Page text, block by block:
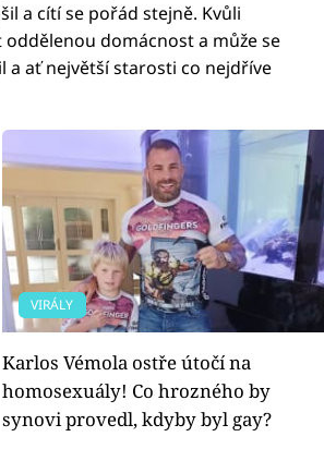
a cítí se pořád stejně. Kvůli
domácnost a může se
a ať největší starosti co nejdříve
VIRÁLY
Karlos Vémola ostře útočí na
homosexuály! Co hrozného by
synovi provedl, kdyby byl gay?